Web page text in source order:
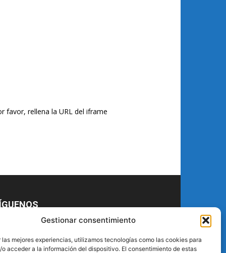
Gestionar consentimiento
las mejores experiencias, utilizamos tecnologías como las cookies para
o acceder a la información del dispositivo. El consentimiento de estas
favor, rellena la URL del iframe